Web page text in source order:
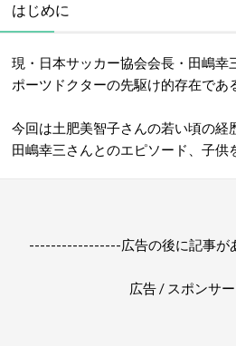
はじめに
現・日本サッカー協会会長・田嶋幸
ポーツドクターの先駆け的存在であ
今回は土肥美智子さんの若い頃の経
田嶋幸三さんとのエピソード、子供
-----------------広告の後に記事
広告 / スポンサ